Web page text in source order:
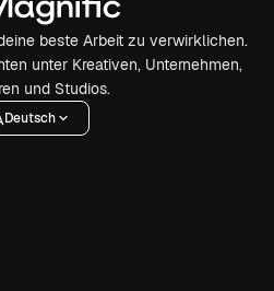
beste Arbeit zu verwirklichen.
unter Kreativen, Unternehmen,
und Studios.
Deutsch